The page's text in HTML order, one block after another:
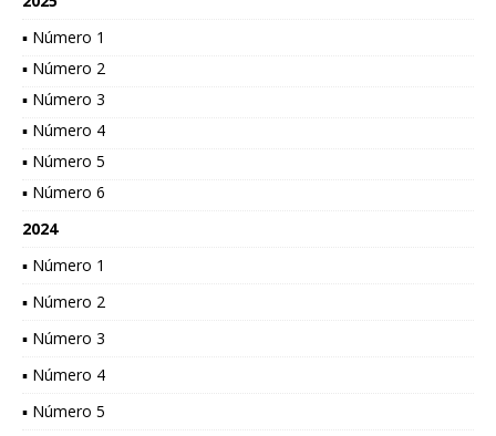
▪ Número 1
▪ Número 2
▪ Número 3
▪ Número 4
▪ Número 5
▪ Número 6
2024
▪ Número 1
▪ Número 2
▪ Número 3
▪ Número 4
▪ Número 5